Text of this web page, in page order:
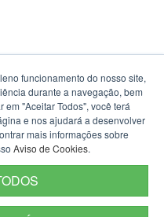
funcionamento do nosso site,
durante a navegação, bem
"Aceitar Todos", você terá
e nos ajudará a desenvolver
mais informações sobre
Aviso de Cookies.